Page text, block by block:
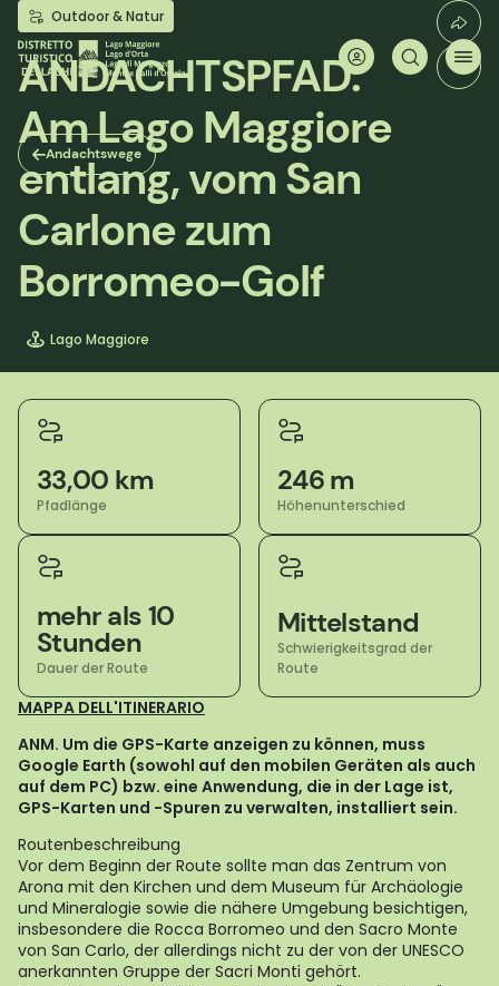
Direkt
zum
Inhalt
Andachtswege
Outdoor & Natur
ANDACHTSPFAD:
Am Lago Maggiore
entlang, vom San
Carlone zum
Borromeo-Golf
Lago Maggiore
33,00 km
Pfadlänge
246 m
Höhenunterschied
mehr als 10
Stunden
Dauer der Route
Mittelstand
Schwierigkeitsgrad der
Route
MAPPA DELL'ITINERARIO
ANM. Um die GPS-Karte anzeigen zu können, muss
Google Earth (sowohl auf den mobilen Geräten als auch
auf dem PC) bzw. eine Anwendung, die in der Lage ist,
GPS-Karten und -Spuren zu verwalten, installiert sein.
Routenbeschreibung
Vor dem Beginn der Route sollte man das Zentrum von
Arona mit den Kirchen und dem Museum für Archäologie
und Mineralogie sowie die nähere Umgebung besichtigen,
insbesondere die Rocca Borromeo und den Sacro Monte
von San Carlo, der allerdings nicht zu der von der UNESCO
anerkannten Gruppe der Sacri Monti gehört.